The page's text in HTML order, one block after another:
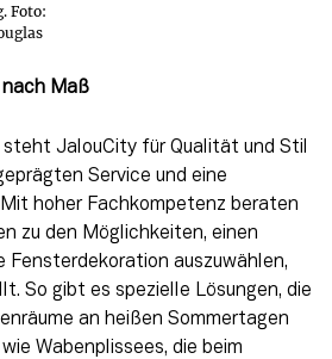
Foto:
nach Maß
JalouCity für Qualität und Stil
Service und eine
Mit hoher Fachkompetenz beraten
zu den Möglichkeiten, einen
Fensterdekoration auszuwählen,
So gibt es spezielle Lösungen, die
an heißen Sommertagen
Wabenplissees, die beim